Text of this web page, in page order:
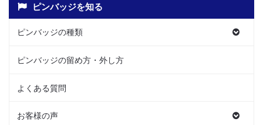
ピンバッジを知る
ピンバッジの種類
ピンバッジの留め方・外し方
よくある質問
お客様の声